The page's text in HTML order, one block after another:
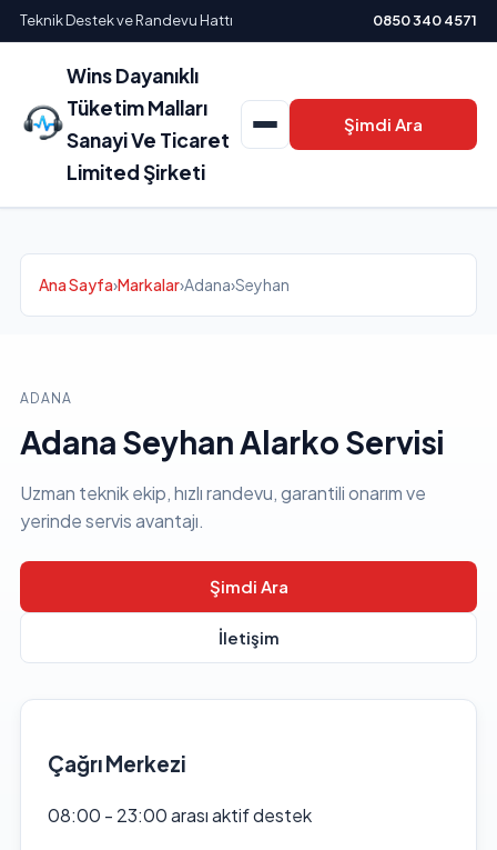
Teknik Destek ve Randevu Hattı 0850 340 4571
Wins Dayanıklı
Tüketim Malları
Sanayi Ve Ticaret
Limited Şirketi
Şimdi Ara
Ana Sayfa›Markalar›Adana›Seyhan
ADANA
Adana Seyhan Alarko Servisi
Uzman teknik ekip, hızlı randevu, garantili onarım ve
yerinde servis avantajı.
Şimdi Ara
İletişim
Çağrı Merkezi
08:00 - 23:00 arası aktif destek